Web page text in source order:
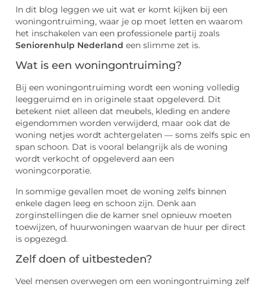
In dit blog leggen we uit wat er komt kijken bij een
woningontruiming, waar je op moet letten en waarom
het inschakelen van een professionele partij zoals
Seniorenhulp Nederland een slimme zet is.
Wat is een woningontruiming?
Bij een woningontruiming wordt een woning volledig
leeggeruimd en in originele staat opgeleverd. Dit
betekent niet alleen dat meubels, kleding en andere
eigendommen worden verwijderd, maar ook dat de
woning netjes wordt achtergelaten — soms zelfs spic en
span schoon. Dat is vooral belangrijk als de woning
wordt verkocht of opgeleverd aan een
woningcorporatie.
In sommige gevallen moet de woning zelfs binnen
enkele dagen leeg en schoon zijn. Denk aan
zorginstellingen die de kamer snel opnieuw moeten
toewijzen, of huurwoningen waarvan de huur per direct
is opgezegd.
Zelf doen of uitbesteden?
Veel mensen overwegen om een woningontruiming zelf